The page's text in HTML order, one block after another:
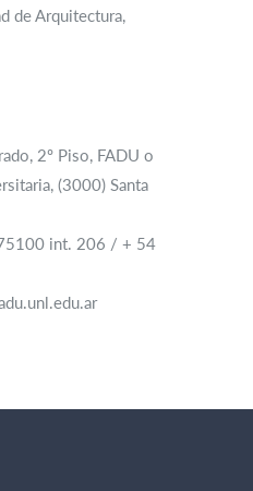
de Arquitectura,
2º Piso, FADU o
(3000) Santa
int. 206 / + 54